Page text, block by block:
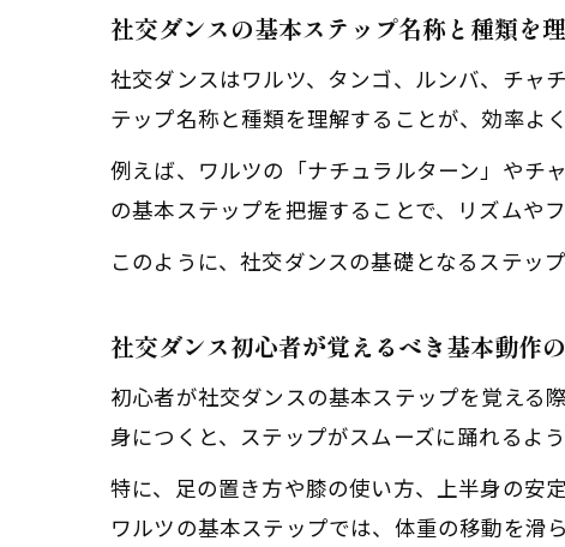
社交ダンスの基本ステップ名称と種類を
社交ダンスはワルツ、タンゴ、ルンバ、チャ
テップ名称と種類を理解することが、効率よ
例えば、ワルツの「ナチュラルターン」やチ
の基本ステップを把握することで、リズムや
このように、社交ダンスの基礎となるステッ
社交ダンス初心者が覚えるべき基本動作
初心者が社交ダンスの基本ステップを覚える
身につくと、ステップがスムーズに踊れるよう
特に、足の置き方や膝の使い方、上半身の安
ワルツの基本ステップでは、体重の移動を滑